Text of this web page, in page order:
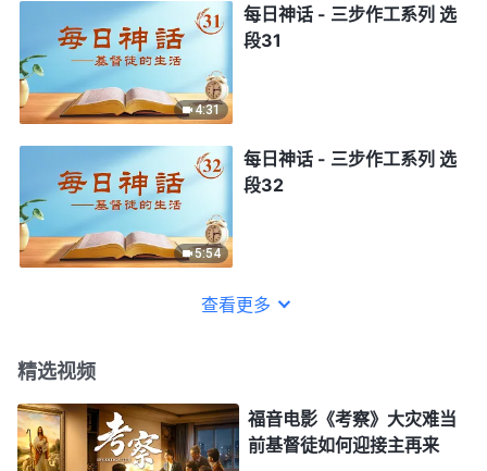
4:31
每日神话 - 三步作工系列 选
段31
5:54
每日神话 - 三步作工系列 选
段32
查看更多
精选视频
福音电影《考察》大灾难当
前基督徒如何迎接主再来